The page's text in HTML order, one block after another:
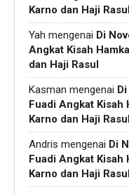
Karno dan Haji
Yah mengenai Di
Angkat Kisah
dan Haji Rasul
Kasman mengenai
Fuadi Angkat Kisah
Karno dan Haji
Andris mengenai Di
Fuadi Angkat Kisah
Karno dan Haji